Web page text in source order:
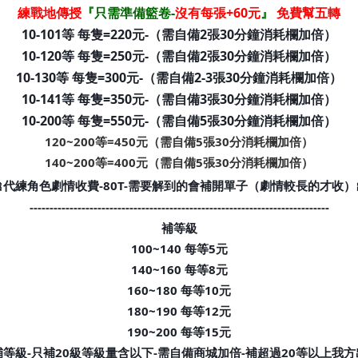
練戰地傳授 『只需準備籃卷-沒有每張+60元』 免費幫五轉
10-101等 每隻=220元-（需自備2張30分鐘消耗欄加倍）
10-120等 每隻=250元-（需自備2張30分鐘消耗欄加倍）
10-130等 每隻=300元-（需自備2-3張30分鐘消耗欄加倍）
10-141等 每隻=350元-（需自備3張30分鐘消耗欄加倍）
10-200等 每隻=550元-（需自備5張30分鐘消耗欄加倍）
120~200等=450元（需自備5張30分消耗欄加倍）
140~200等=400元（需自備5張30分消耗欄加倍）
代練角色劇情收費-80T-需要解到的會補開單子（劇情較長的才收）
---------------------------------------------------------------------------
補等級
100~140 每等5元
140~160 每等8元
160~180 每等10元
180~190 每等12元
190~200 每等15元
級-只補20級等級量含以下-需自備商城加倍-補超過20等以上我